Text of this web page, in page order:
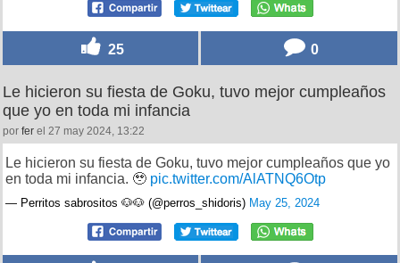
25 0
Le hicieron su fiesta de Goku, tuvo mejor cumpleaños
que yo en toda mi infancia
por fer el 27 may 2024, 13:22
Le hicieron su fiesta de Goku, tuvo mejor cumpleaños que yo
en toda mi infancia. 🥹 pic.twitter.com/AlATNQ6Otp
— Perritos sabrositos 🐶🐶 (@perros_shidoris) May 25, 2024